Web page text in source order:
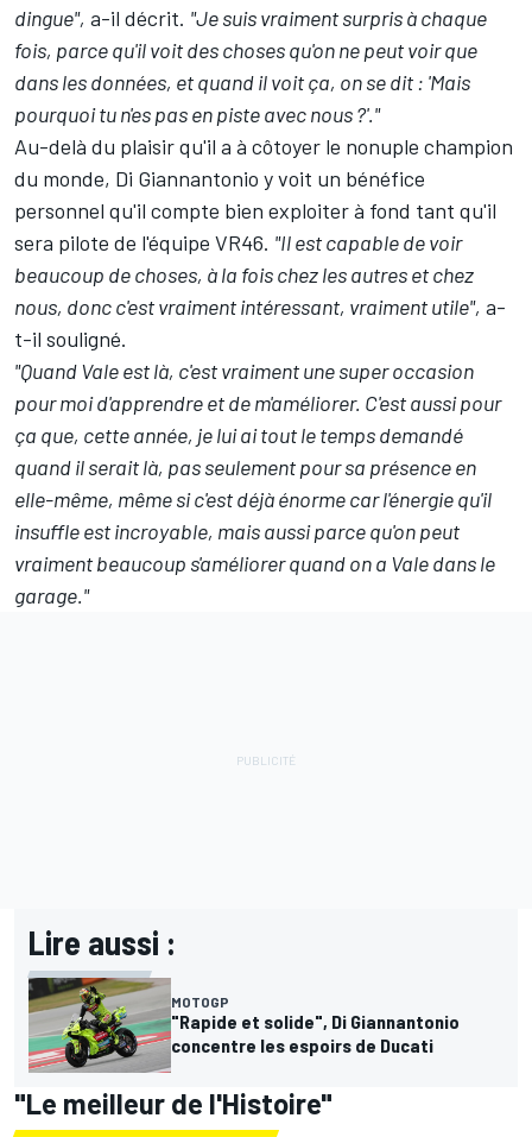
dingue", a-il décrit. "Je suis vraiment surpris à chaque
fois, parce qu'il voit des choses qu'on ne peut voir que
dans les données, et quand il voit ça, on se dit : 'Mais
pourquoi tu n'es pas en piste avec nous?'."
Au-delà du plaisir qu'il a à côtoyer le nonuple champion
du monde, Di Giannantonio y voit un bénéfice
personnel qu'il compte bien exploiter à fond tant qu'il
sera pilote de l'équipe VR46. "Il est capable de voir
beaucoup de choses, à la fois chez les autres et chez
nous, donc c'est vraiment intéressant, vraiment utile", a-
t-il souligné.
"Quand Vale est là, c'est vraiment une super occasion
pour moi d'apprendre et de m'améliorer. C'est aussi pour
ça que, cette année, je lui ai tout le temps demandé
quand il serait là, pas seulement pour sa présence en
elle-même, même si c'est déjà énorme car l'énergie qu'il
insuffle est incroyable, mais aussi parce qu'on peut
vraiment beaucoup s'améliorer quand on a Vale dans le
garage."
Lire aussi :
MOTOGP
"Rapide et solide", Di Giannantonio
concentre les espoirs de Ducati
"Le meilleur de l'Histoire"